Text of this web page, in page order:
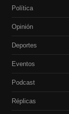
Política
Opinión
Deportes
Eventos
Podcast
Réplicas